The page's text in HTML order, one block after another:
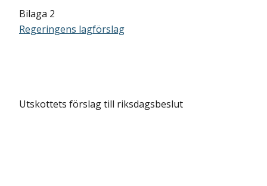
Bilaga 2
Regeringens lagförslag
Utskottets förslag till riksdagsbeslut